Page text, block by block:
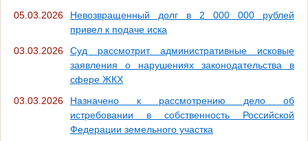
05.03.2026
Невозвращенный долг в 2 000 000 рублей
привел к подаче иска
03.03.2026
Суд рассмотрит административные исковые
заявления о нарушениях законодательства в
сфере ЖКХ
03.03.2026
Назначено к рассмотрению дело об
истребовании в собственность Российской
Федерации земельного участка